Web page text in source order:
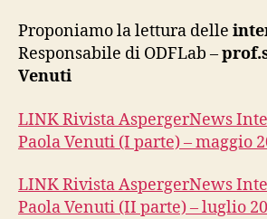
Proponiamo la lettura delle
Responsabile di ODFLab –
Venuti
LINK Rivista AspergerNews
Paola Venuti (I parte) – maggio
LINK Rivista AspergerNews
Paola Venuti (II parte) – luglio